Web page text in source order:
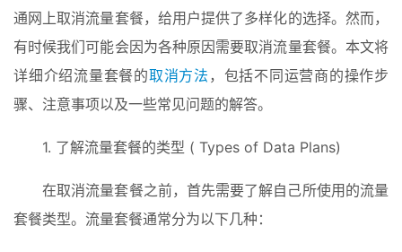
通网上取消流量套餐，给用户提供了多样化的选择。然而，
有时候我们可能会因为各种原因需要取消流量套餐。本文将
详细介绍流量套餐的取消方法 ，包括不同运营商的操作步
骤、注意事项以及一些常见问题的解答。
1. 了解流量套餐的类型 ( Types of Data Plans)
在取消流量套餐之前，首先需要了解自己所使用的流量
套餐类型。流量套餐通常分为以下几种：